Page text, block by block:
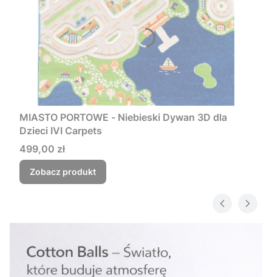
MIASTO PORTOWE - Niebieski Dywan 3D dla
Dzieci IVI Carpets
Cena
499,00 zł
Zobacz produkt